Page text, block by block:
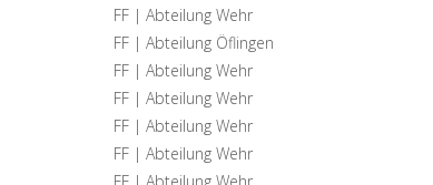
FF | Abteilung Wehr
FF | Abteilung Öflingen
FF | Abteilung Wehr
FF | Abteilung Wehr
FF | Abteilung Wehr
FF | Abteilung Wehr